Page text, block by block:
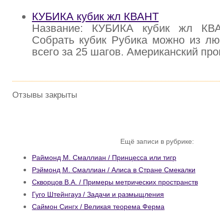
КУБИКА кубик жл КВАНТ
Название: КУБИКА кубик жл
Собрать кубик Рубика можно из
всего за 25 шагов. Американский
Отзывы закрыты
Ещё записи в рубрике:
Раймонд М. Смаллиан / Принцесса или тигр
Рэймонд М. Смаллиан / Алиса в Стране Смекалки
Скворцов В.А. / Примеры метрических пространств
Гуго Штейнгауз / Задачи и размыщления
Саймон Сингх / Великая теорема Ферма